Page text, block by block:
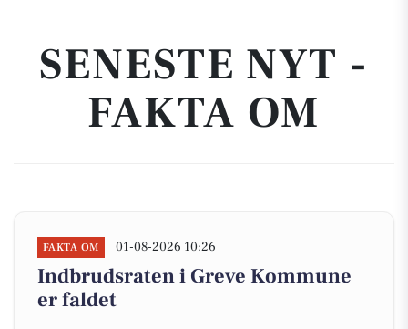
SENESTE NYT -
FAKTA OM
FAKTA OM 01-08-2026 10:26
Indbrudsraten i Greve Kommune
er faldet